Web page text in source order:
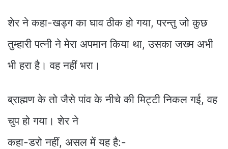
शेर ने कहा-खड्ग का घाव ठीक हो गया, परन्तु जो कुछ
तुम्हारी पत्नी ने मेरा अपमान किया था, उसका जख्म अभी
भी हरा है। वह नहीं भरा।
ब्राह्मण के तो जैसे पांव के नीचे की मिट्टी निकल गई, वह
चुप हो गया। शेर ने
कहा-डरो नहीं, असल में यह है:-